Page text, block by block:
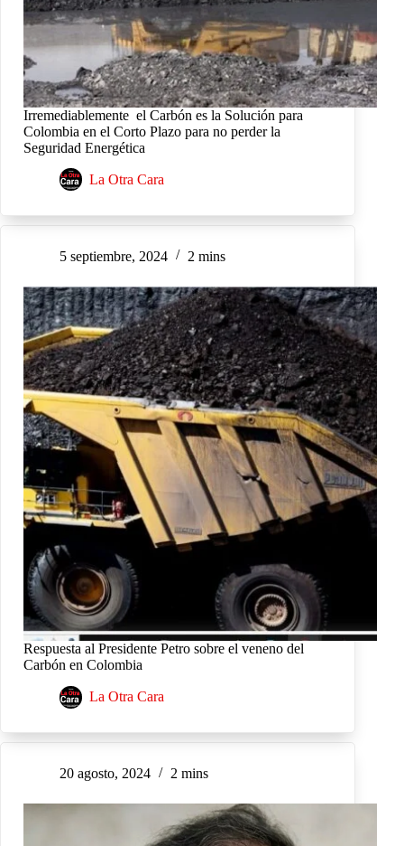
Irremediablemente el Carbón es la Solución para
Colombia en el Corto Plazo para no perder la
Seguridad Energética
La Otra Cara
5 septiembre, 2024 2 mins
Respuesta al Presidente Petro sobre el veneno del
Carbón en Colombia
La Otra Cara
20 agosto, 2024 2 mins